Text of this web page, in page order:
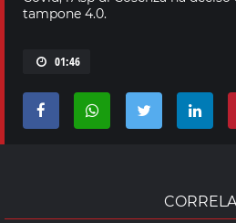
tampone 4.0.
01:46